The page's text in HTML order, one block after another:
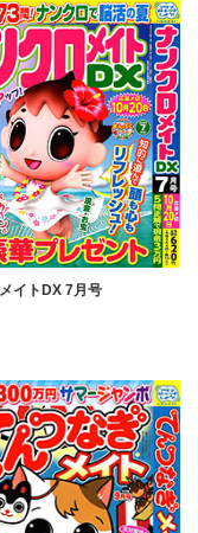
イトDX 7月号